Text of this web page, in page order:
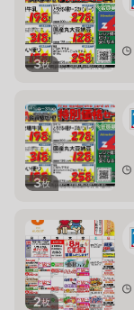
3枚
3枚
2枚